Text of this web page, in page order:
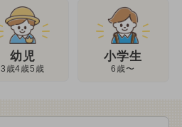
幼児
3歳4歳5歳
小学生
6歳〜